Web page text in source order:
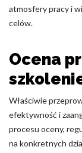
atmosfery pracy i
celów.
Ocena
Właściwie
efektywność i
procesu oceny,
na konkretnych